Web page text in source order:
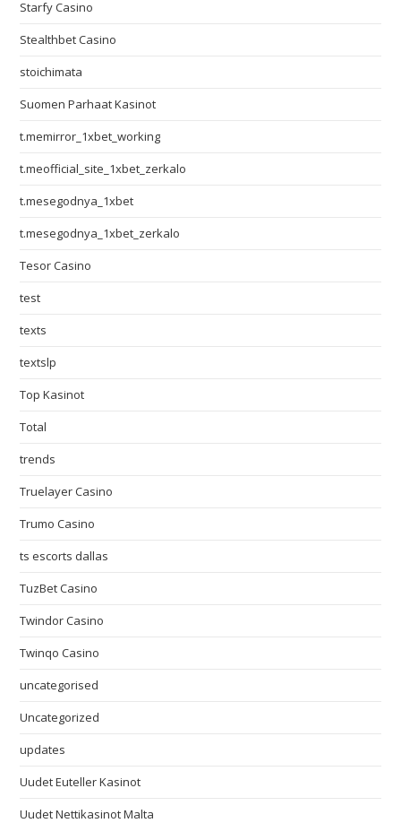
Starfy Casino
Stealthbet Casino
stoichimata
Suomen Parhaat Kasinot
t.memirror_1xbet_working
t.meofficial_site_1xbet_zerkalo
t.mesegodnya_1xbet
t.mesegodnya_1xbet_zerkalo
Tesor Casino
test
texts
textslp
Top Kasinot
Total
trends
Truelayer Casino
Trumo Casino
ts escorts dallas
TuzBet Casino
Twindor Casino
Twinqo Casino
uncategorised
Uncategorized
updates
Uudet Euteller Kasinot
Uudet Nettikasinot Malta